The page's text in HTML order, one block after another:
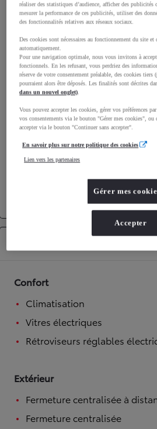
2 100mm
Consommation mixte
Émissions CO2
Transmission
Confort
Climatisation
Vitres électriques
Rétroviseurs réglables
Extérieur
Fermeture centralisée à
Fermeture centralisée
réaliser des statistiques d’audience, afficher des publicités
mesurer la performance de ces publicités, utiliser des
des fonctionnalités relatives aux réseaux sociaux.
Des cookies sont nécessaires au fonctionnement du site et
automatiquement.
Pour une navigation optimale, nous vous invitons à
fonctionnels. En les refusant, vous perdriez des
réserve de votre consentement préalable, des cookies tiers
pourraient alors être déposés. Les finalités sont décrites
dans un nouvel onglet).
Vous pouvez accepter les cookies, gérer vos préférences
vos consentements via le bouton "Gérer mes cookies", ou
accepter via le bouton "Continuer sans accepter".
En savoir plus sur notre politique des cookies
Lien vers les partenaires
Gérer mes
Accepter